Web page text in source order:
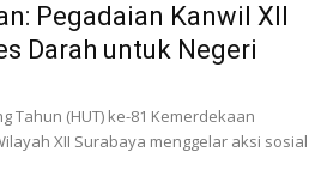
Pegadaian Kanwil XII
Darah untuk Negeri
Tahun (HUT) ke-81 Kemerdekaan
XII Surabaya menggelar aksi sosial